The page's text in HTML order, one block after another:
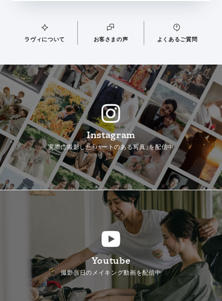
ラヴィについて お客さまの声 よくあるご質問
Instagram
実際に撮影した「ハートのある写真」を配信中
Youtube
撮影当日のメイキング動画を配信中